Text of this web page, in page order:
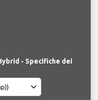
- Specifiche dei